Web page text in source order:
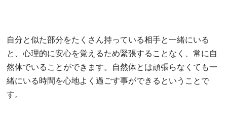
自分と似た部分をたくさん持っている相手と一緒にいる
と、心理的に安心を覚えるため緊張することなく、常に自
然体でいることができます。自然体とは頑張らなくても一
緒にいる時間を心地よく過ごす事ができるということで
す。